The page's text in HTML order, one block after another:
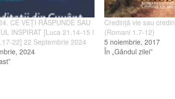
CE VEȚI RĂSPUNDE SAU
INSPIRAT [Luca 21.14-15 I
22] 22 Septembrie 2024
2024
Credinţă vie sau
(Romani 1.7-12)
5 noiembrie, 2017
În „Gândul zilei”